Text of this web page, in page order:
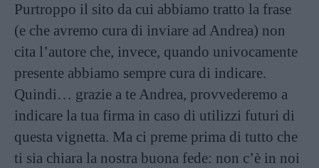
Purtroppo il sito da cui abbiamo tratto la frase
(e che avremo cura di inviare ad Andrea) non
cita l’autore che, invece, quando univocamente
presente abbiamo sempre cura di indicare.
Quindi… grazie a te Andrea, provvederemo a
indicare la tua firma in caso di utilizzi futuri di
questa vignetta. Ma ci preme prima di tutto che
ti sia chiara la nostra buona fede: non c’è in noi